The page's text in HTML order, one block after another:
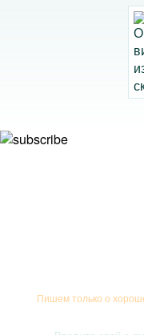
Пишем только о